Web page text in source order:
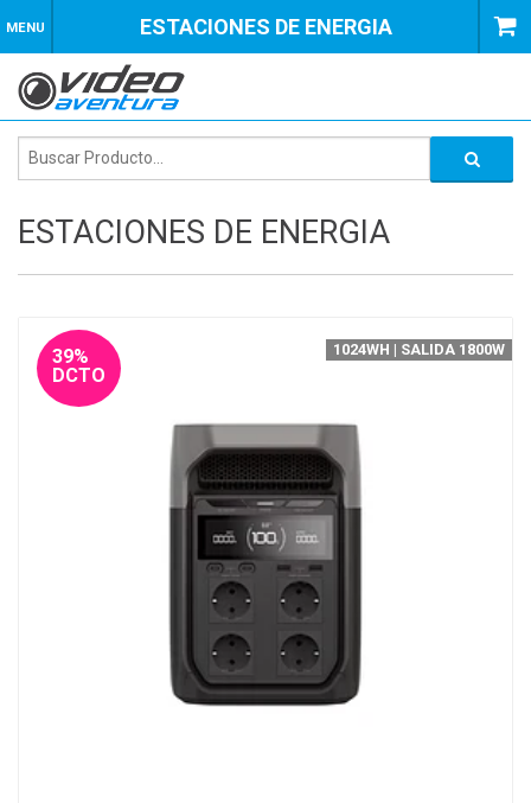
MENU ESTACIONES DE ENERGIA
ESTACIONES DE ENERGIA
39%
DCTO
1024WH | SALIDA 1800W